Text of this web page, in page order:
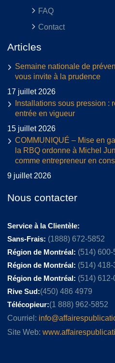
FAQ
Contact
Articles
Semaine nationale de
vous invite à la prudence
17 juillet 2026
Installations sous pression :
entrée en vigueur
15 juillet 2026
COMMUNIQUÉ – Mise en
la RBQ ordonne à Michel
comme entrepreneur en
9 juillet 2026
Nous contacter
Service à la Clientèle:
Sans-Frais: (1888) 672-5852
Région de Montréal: (514)
Région de Montréal: (514)
Région de Montréal: (514) 612-
Rive Sud:(450) 486 4979
Télécopieur:(1 888) 962-5852
Courriel:
Site Web: